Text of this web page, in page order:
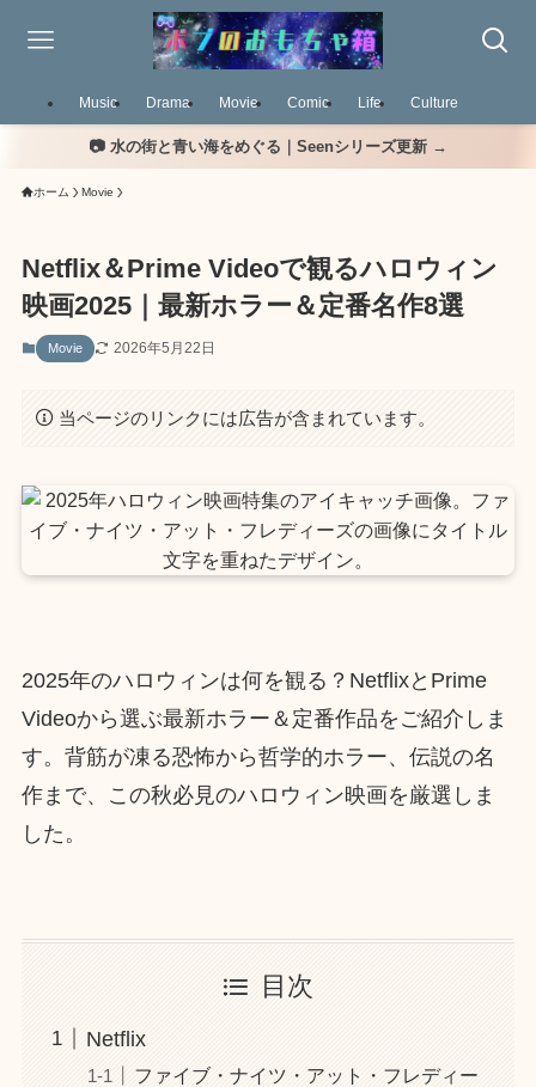
Music Drama Movie Comic Life Culture
📷 水の街と青い海をめぐる｜Seenシリーズ更新 →
ホーム Movie
Netflix＆Prime Videoで観るハロウィン
映画2025｜最新ホラー＆定番名作8選
Movie 2026年5月22日
当ページのリンクには広告が含まれています。
2025年のハロウィンは何を観る？NetflixとPrime
Videoから選ぶ最新ホラー＆定番作品をご紹介しま
す。背筋が凍る恐怖から哲学的ホラー、伝説の名
作まで、この秋必見のハロウィン映画を厳選しま
した。
目次
Netflix
ファイブ・ナイツ・アット・フレディー